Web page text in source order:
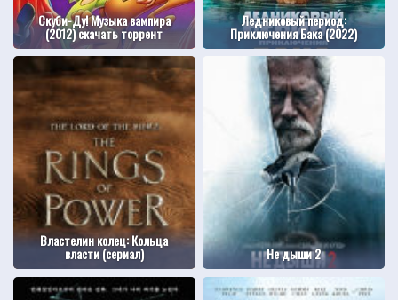
Скуби-Ду! Музыка вампира
(2012) скачать торрент
Ледниковый период:
Приключения Бака (2022)
Властелин колец: Кольца
власти (сериал) Не дыши 2